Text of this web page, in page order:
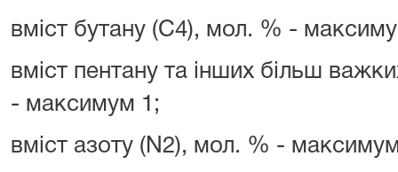
вміст бутану (C4), мол. % -
вміст пентану та інших більш
- максимум 1;
вміст азоту (N2), мол. % -